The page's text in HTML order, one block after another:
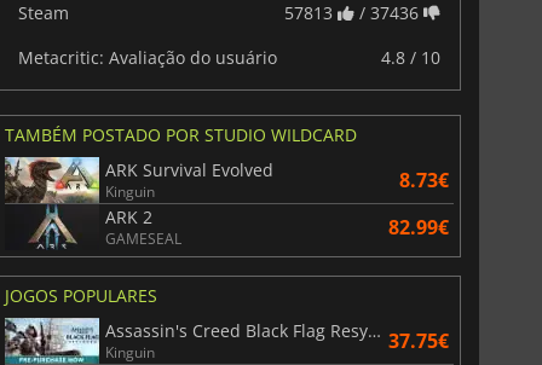
Steam
57813
/ 37436
Metacritic: Avaliação do usuário
4.8 / 10
TAMBÉM POSTADO POR STUDIO WILDCARD
ARK Survival Evolved
Kinguin 8.73€
ARK 2
GAMESEAL 82.99€
JOGOS POPULARES
Assassin's Creed Black Flag Resynced
Kinguin 37.75€